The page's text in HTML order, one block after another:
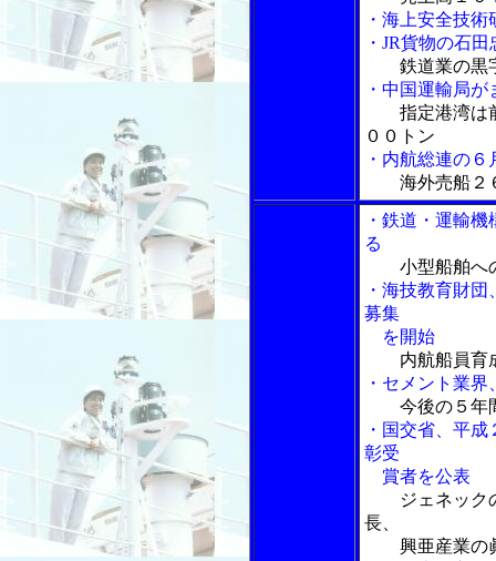
・海上安全技
・JR貨物の石
鉄道業の黒
・中国運輸局
指定港湾は
００トン
・内航総連の
海外売船２
・鉄道・運輸
る
小型船舶へ
・海技教育財
募集
を開始
内航船員育
・セメント業
今後の５年
・国交省、平
彰受
賞者を公表
ジェネック
長、
興亜産業の